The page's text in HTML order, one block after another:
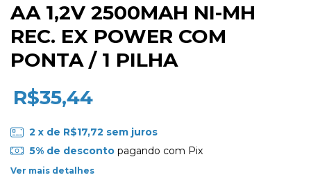
AA 1,2V 2500MAH NI-MH
REC. EX POWER COM
PONTA / 1 PILHA
R$35,44
2 x de R$17,72 sem juros
5% de descontopagando com Pix
Ver mais detalhes